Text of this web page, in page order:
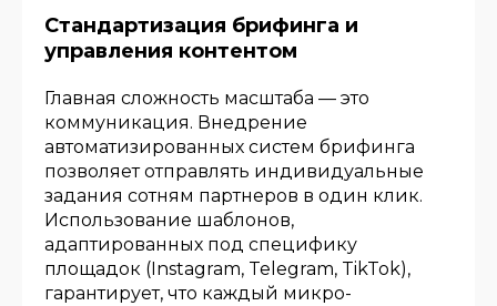
Стандартизация брифинга и
управления контентом
Главная сложность масштаба — это
коммуникация. Внедрение
автоматизированных систем брифинга
позволяет отправлять индивидуальные
задания сотням партнеров в один клик.
Использование шаблонов,
адаптированных под специфику
площадок (Instagram, Telegram, TikTok),
гарантирует, что каждый микро-